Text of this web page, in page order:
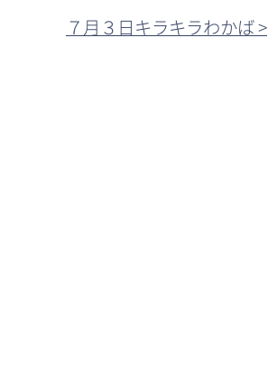
７月３日キラキラわかば >︎